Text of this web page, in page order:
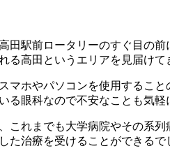
田駅前ロータリーのすぐ目の前
る高田というエリアを見届け
マホやパソコンを使用するこ
る眼科なので不安なことも気軽
これまでも大学病院やその系
た治療を受けることができるで